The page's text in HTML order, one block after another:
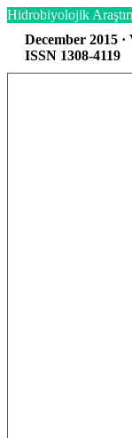
Hidrobiyolojik
December 2015 ·
ISSN 1308-4119